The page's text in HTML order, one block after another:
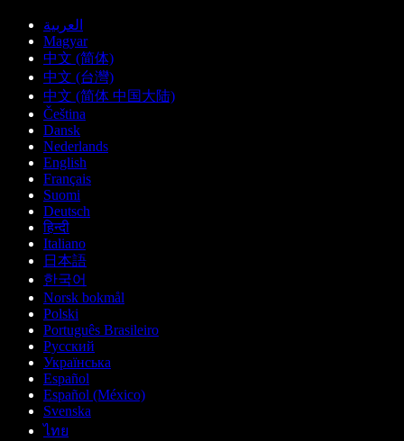
العربية
Magyar
中文 (简体)
中文 (台灣)
中文 (简体 中国大陆)
Čeština
Dansk
Nederlands
English
Français
Suomi
Deutsch
हिन्दी
Italiano
日本語
한국어
Norsk bokmål
Polski
Português Brasileiro
Русский
Українська
Español
Español (México)
Svenska
ไทย